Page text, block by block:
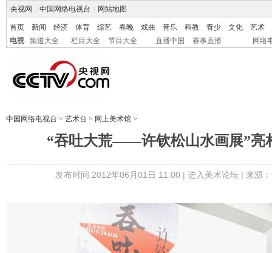
央视网 中国网络电视台 网站地图
首页 新闻 经济 体育 综艺 春晚 戏曲 音乐 科教 青少 文化
艺术
电视
频道大全 栏目大全 节目大全 直播中国 赛事直播 网络
中国网络电视台 > 艺术台 > 网上美术馆 >
“吞吐大荒——许钦松山水画展”亮
发布时间:2012年06月01日 11:00 | 进入美术论坛| 来源